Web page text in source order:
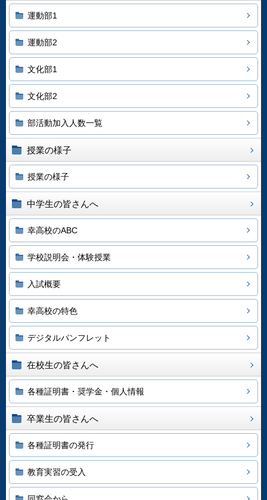
運動部1
運動部2
文化部1
文化部2
部活動加入人数一覧
授業の様子
授業の様子
中学生の皆さんへ
幸高校のABC
学校説明会・体験授業
入試概要
幸高校の特色
デジタルパンフレット
在校生の皆さんへ
各種証明書・奨学金・個人情報
卒業生の皆さんへ
各種証明書の発行
教育実習の受入